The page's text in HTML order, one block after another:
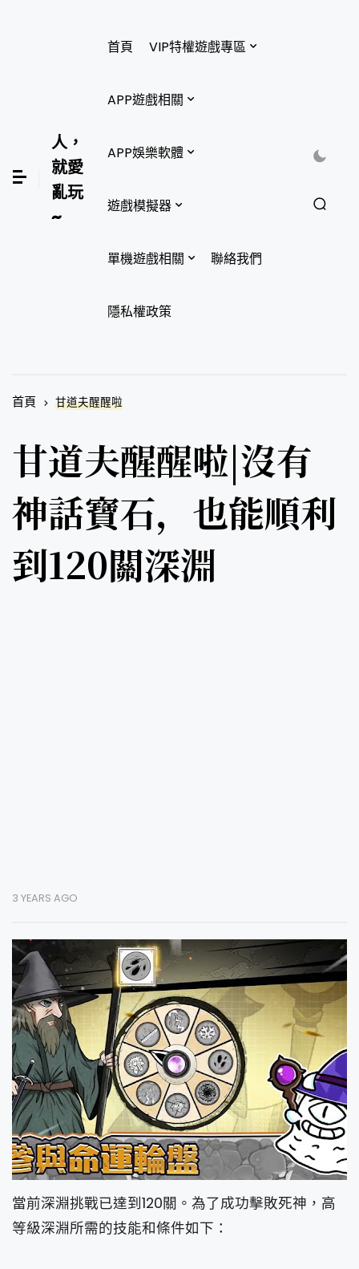
人，
就愛
亂玩
~
首頁 VIP特權遊戲專區
APP遊戲相關
APP娛樂軟體
遊戲模擬器
單機遊戲相關 聯絡我們
隱私權政策
首頁 甘道夫醒醒啦
甘道夫醒醒啦|沒有
神話寶石，也能順利
到120關深淵
3 YEARS AGO
當前深淵挑戰已達到120關。為了成功擊敗死神，高
等級深淵所需的技能和條件如下：